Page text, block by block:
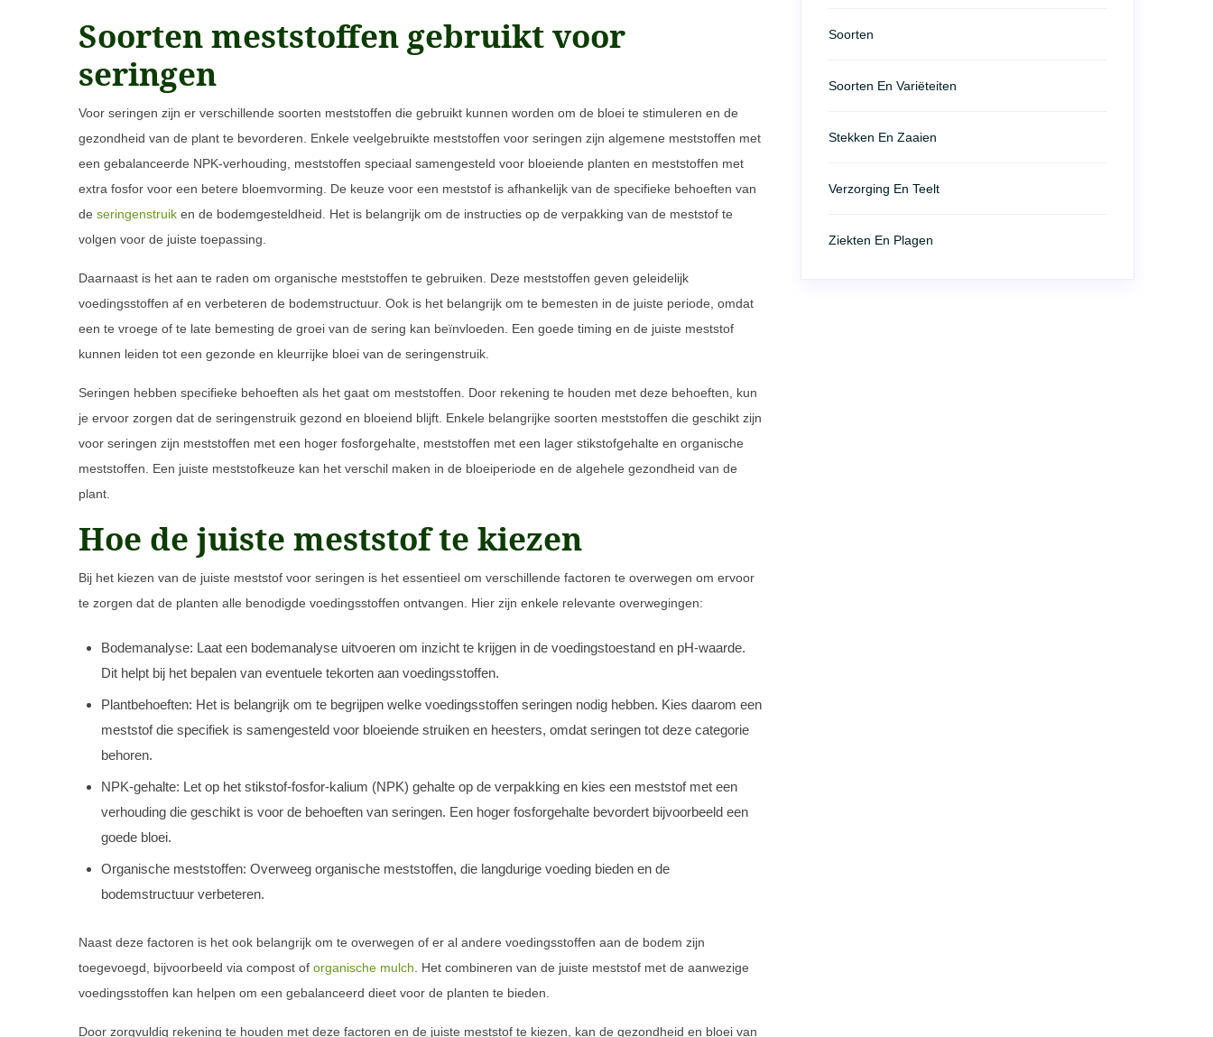
Soorten meststoffen gebruikt voor
seringen
Voor seringen zijn er verschillende soorten meststoffen die gebruikt kunnen worden om de bloei te stimuleren en de
gezondheid van de plant te bevorderen. Enkele veelgebruikte meststoffen voor seringen zijn algemene meststoffen met
een gebalanceerde NPK-verhouding, meststoffen speciaal samengesteld voor bloeiende planten en meststoffen met
extra fosfor voor een betere bloemvorming. De keuze voor een meststof is afhankelijk van de specifieke behoeften van
de seringenstruik en de bodemgesteldheid. Het is belangrijk om de instructies op de verpakking van de meststof te
volgen voor de juiste toepassing.
Daarnaast is het aan te raden om organische meststoffen te gebruiken. Deze meststoffen geven geleidelijk
voedingsstoffen af en verbeteren de bodemstructuur. Ook is het belangrijk om te bemesten in de juiste periode, omdat
een te vroege of te late bemesting de groei van de sering kan beïnvloeden. Een goede timing en de juiste meststof
kunnen leiden tot een gezonde en kleurrijke bloei van de seringenstruik.
Seringen hebben specifieke behoeften als het gaat om meststoffen. Door rekening te houden met deze behoeften, kun
je ervoor zorgen dat de seringenstruik gezond en bloeiend blijft. Enkele belangrijke soorten meststoffen die geschikt zijn
voor seringen zijn meststoffen met een hoger fosforgehalte, meststoffen met een lager stikstofgehalte en organische
meststoffen. Een juiste meststofkeuze kan het verschil maken in de bloeiperiode en de algehele gezondheid van de
plant.
Hoe de juiste meststof te kiezen
Bij het kiezen van de juiste meststof voor seringen is het essentieel om verschillende factoren te overwegen om ervoor
te zorgen dat de planten alle benodigde voedingsstoffen ontvangen. Hier zijn enkele relevante overwegingen:
Bodemanalyse: Laat een bodemanalyse uitvoeren om inzicht te krijgen in de voedingstoestand en pH-waarde.
Dit helpt bij het bepalen van eventuele tekorten aan voedingsstoffen.
Plantbehoeften: Het is belangrijk om te begrijpen welke voedingsstoffen seringen nodig hebben. Kies daarom een
meststof die specifiek is samengesteld voor bloeiende struiken en heesters, omdat seringen tot deze categorie
behoren.
NPK-gehalte: Let op het stikstof-fosfor-kalium (NPK) gehalte op de verpakking en kies een meststof met een
verhouding die geschikt is voor de behoeften van seringen. Een hoger fosforgehalte bevordert bijvoorbeeld een
goede bloei.
Organische meststoffen: Overweeg organische meststoffen, die langdurige voeding bieden en de
bodemstructuur verbeteren.
Naast deze factoren is het ook belangrijk om te overwegen of er al andere voedingsstoffen aan de bodem zijn
toegevoegd, bijvoorbeeld via compost of organische mulch. Het combineren van de juiste meststof met de aanwezige
voedingsstoffen kan helpen om een gebalanceerd dieet voor de planten te bieden.
Door zorgvuldig rekening te houden met deze factoren en de juiste meststof te kiezen, kan de gezondheid en bloei van
Soorten
Soorten En Variëteiten
Stekken En Zaaien
Verzorging En Teelt
Ziekten En Plagen